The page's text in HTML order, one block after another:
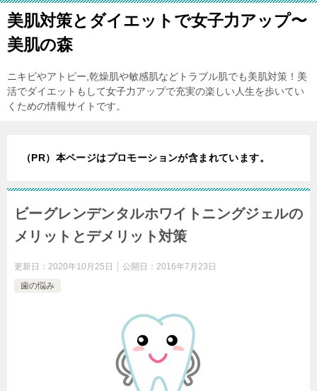
美肌対策とダイエットで女子力アップ〜
美肌の森
ニキビやアトピー,乾燥肌や敏感肌などトラブル肌でも美肌対策！美
活でダイエットもして女子力アップで充実の楽しい人生を歩いてい
くための情報サイトです。
（PR）本ページはプロモーションが含まれています。
ビーグレンデンタルホワイトニングジェルの
メリットとデメリット対策
更新日： 2020年10月25日 公開日： 2016年7月23日
歯の悩み